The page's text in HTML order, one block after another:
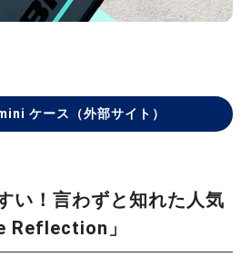
ケース（外部サイト）
い！言わずと知れた人気
Reflection」